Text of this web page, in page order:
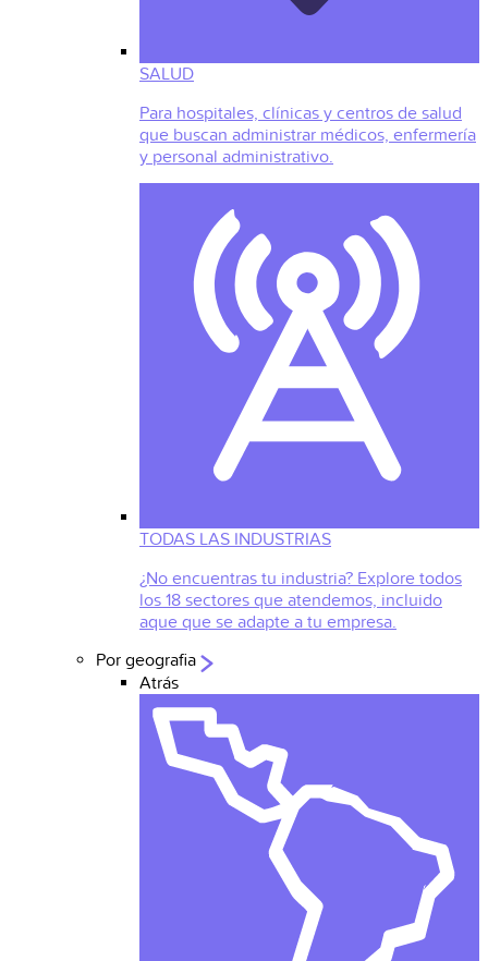
SALUD
Para hospitales, clínicas y centros de salud
que buscan administrar médicos, enfermería
y personal administrativo.
TODAS LAS INDUSTRIAS
¿No encuentras tu industria? Explore todos
los 18 sectores que atendemos, incluido
aque que se adapte a tu empresa.
Por geografia
Atrás